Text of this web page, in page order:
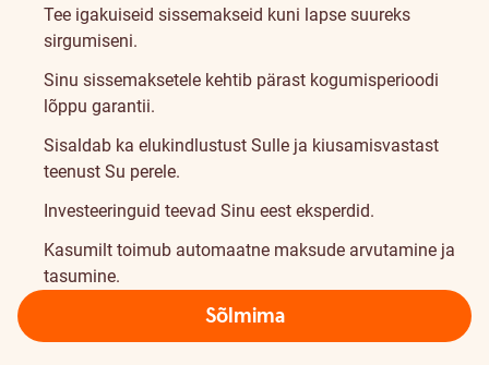
Tee igakuiseid sissemakseid kuni lapse suureks
sirgumiseni.
Sinu sissemaksetele kehtib pärast kogumisperioodi
lõppu garantii.
Sisaldab ka elukindlustust Sulle ja kiusamisvastast
teenust Su perele.
Investeeringuid teevad Sinu eest eksperdid.
Kasumilt toimub automaatne maksude arvutamine ja
tasumine.
Sõlmima